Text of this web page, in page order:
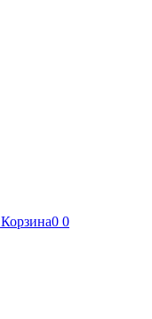
Корзина0 0